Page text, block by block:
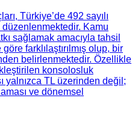
Türkiye’de 492 sayılı
Kamu
sağlamak amacıyla tahsil
farklılaştırılmış olup, bir
belirlenmektedir. Özellikle
konsolosluk
yalnızca TL üzerinden değil;
ve dönemsel